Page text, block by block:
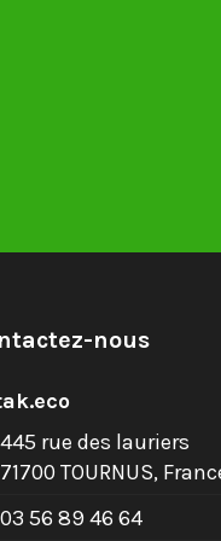
nous
445 rue des lauriers
71700 TOURNUS,
03 56 89 46 64